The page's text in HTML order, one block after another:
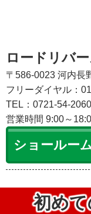
ロードリバ
〒586-0023 河内長
フリーダイヤル：
TEL：0721-54-
営業時間 9:00～
ショールー
初め